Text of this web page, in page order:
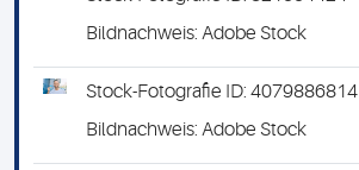
Bildnachweis: Adobe Stock
Stock-Fotografie ID: 4079886814
Bildnachweis: Adobe Stock